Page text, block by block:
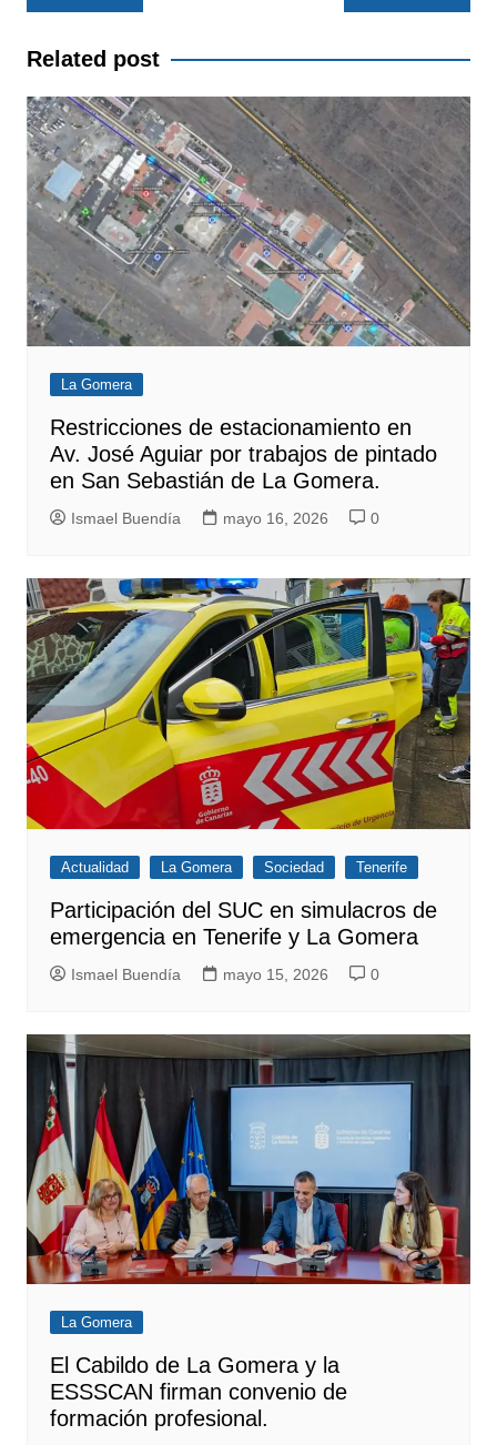
de
entradas
Related post
La Gomera
Restricciones de estacionamiento en
Av. José Aguiar por trabajos de pintado
en San Sebastián de La Gomera.
Ismael Buendía mayo 16, 2026 0
Actualidad La Gomera Sociedad Tenerife
Participación del SUC en simulacros de
emergencia en Tenerife y La Gomera
Ismael Buendía mayo 15, 2026 0
La Gomera
El Cabildo de La Gomera y la
ESSSCAN firman convenio de
formación profesional.